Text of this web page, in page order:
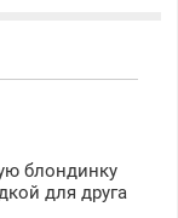
денежная
блондинку
для друга